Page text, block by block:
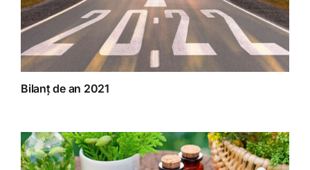
Bilanț de an 2021